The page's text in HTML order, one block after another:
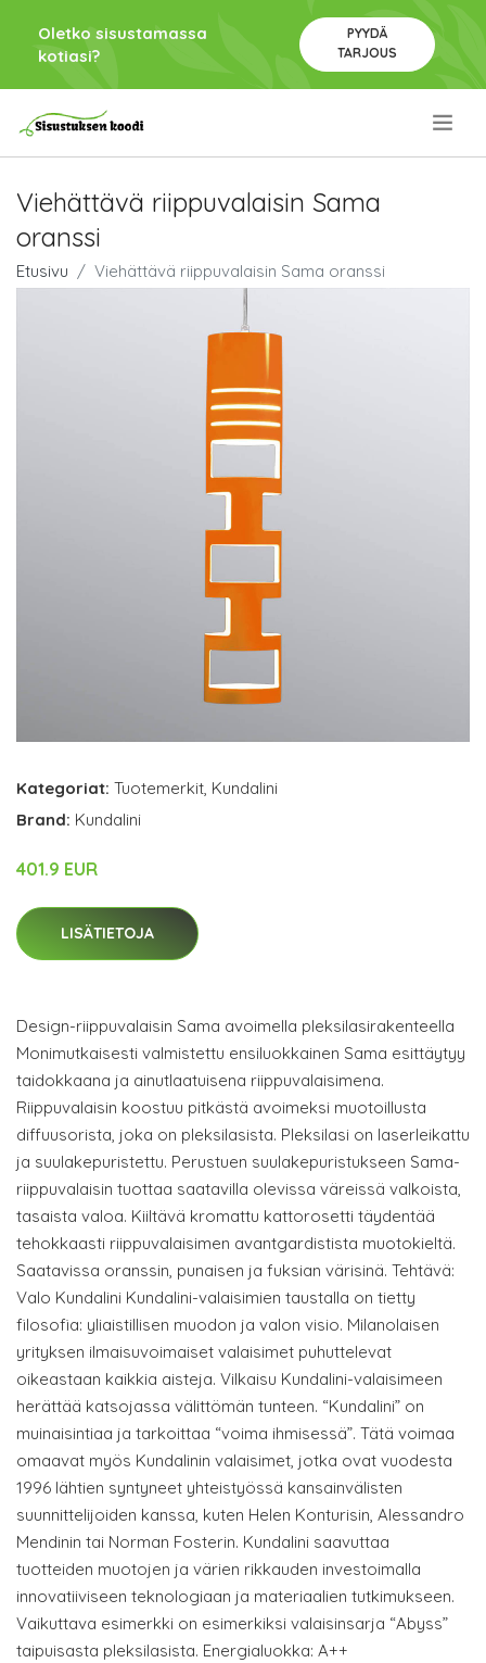
Oletko sisustamassa
kotiasi?
PYYDÄ
TARJOUS
Viehättävä riippuvalaisin Sama
oranssi
Etusivu Viehättävä riippuvalaisin Sama oranssi
Kategoriat: Tuotemerkit, Kundalini
Brand: Kundalini
401.9 EUR
LISÄTIETOJA
Design-riippuvalaisin Sama avoimella pleksilasirakenteella
Monimutkaisesti valmistettu ensiluokkainen Sama esittäytyy
taidokkaana ja ainutlaatuisena riippuvalaisimena.
Riippuvalaisin koostuu pitkästä avoimeksi muotoillusta
diffuusorista, joka on pleksilasista. Pleksilasi on laserleikattu
ja suulakepuristettu. Perustuen suulakepuristukseen Sama-
riippuvalaisin tuottaa saatavilla olevissa väreissä valkoista,
tasaista valoa. Kiiltävä kromattu kattorosetti täydentää
tehokkaasti riippuvalaisimen avantgardistista muotokieltä.
Saatavissa oranssin, punaisen ja fuksian värisinä. Tehtävä:
Valo Kundalini Kundalini-valaisimien taustalla on tietty
filosofia: yliaistillisen muodon ja valon visio. Milanolaisen
yrityksen ilmaisuvoimaiset valaisimet puhuttelevat
oikeastaan kaikkia aisteja. Vilkaisu Kundalini-valaisimeen
herättää katsojassa välittömän tunteen. “Kundalini” on
muinaisintiaa ja tarkoittaa “voima ihmisessä”. Tätä voimaa
omaavat myös Kundalinin valaisimet, jotka ovat vuodesta
1996 lähtien syntyneet yhteistyössä kansainvälisten
suunnittelijoiden kanssa, kuten Helen Konturisin, Alessandro
Mendinin tai Norman Fosterin. Kundalini saavuttaa
tuotteiden muotojen ja värien rikkauden investoimalla
innovatiiviseen teknologiaan ja materiaalien tutkimukseen.
Vaikuttava esimerkki on esimerkiksi valaisinsarja “Abyss”
taipuisasta pleksilasista. Energialuokka: A++